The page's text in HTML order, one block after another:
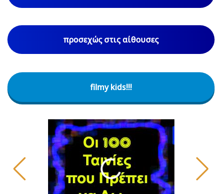
προσεχώς στις αίθουσες
filmy kids!!!